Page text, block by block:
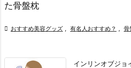
た骨盤枕
 おすすめ美容グッズ , 有名人おすすめ？ , 骨
インリンオブジョ